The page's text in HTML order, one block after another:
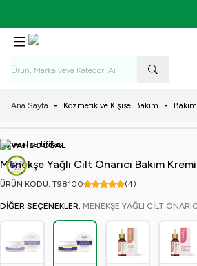
Ana Sayfa - Kozmetik ve Kişisel Bakım -
EVVAHE DOĞAL
Menekşe Yağlı Cilt Onarıcı Bakım Kremi
ÜRÜN KODU: T98100 (4)
DIĞER SEÇENEKLER: MENEKŞE YAĞLI CILT